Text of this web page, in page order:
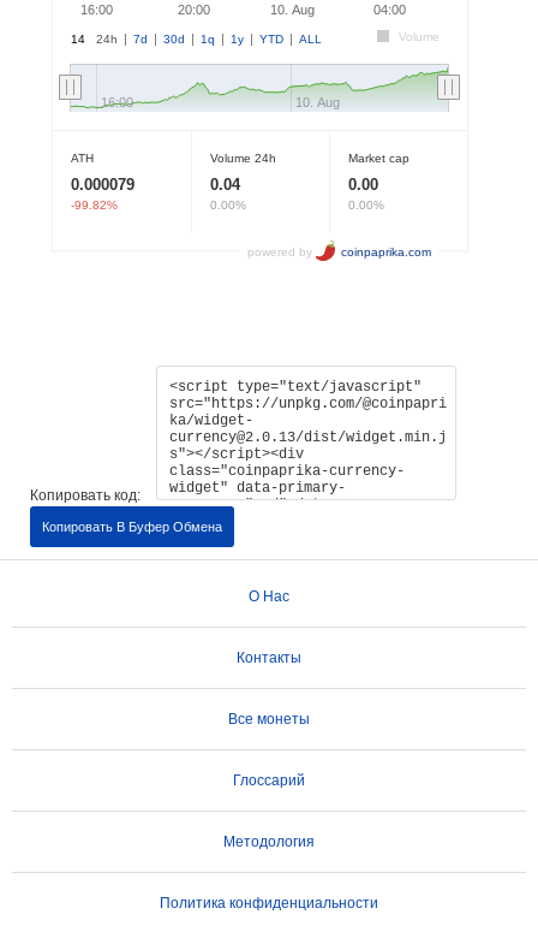
Копировать код:
Копировать В Буфер Обмена
О Нас
Контакты
Все монеты
Глоссарий
Методология
Политика конфиденциальности